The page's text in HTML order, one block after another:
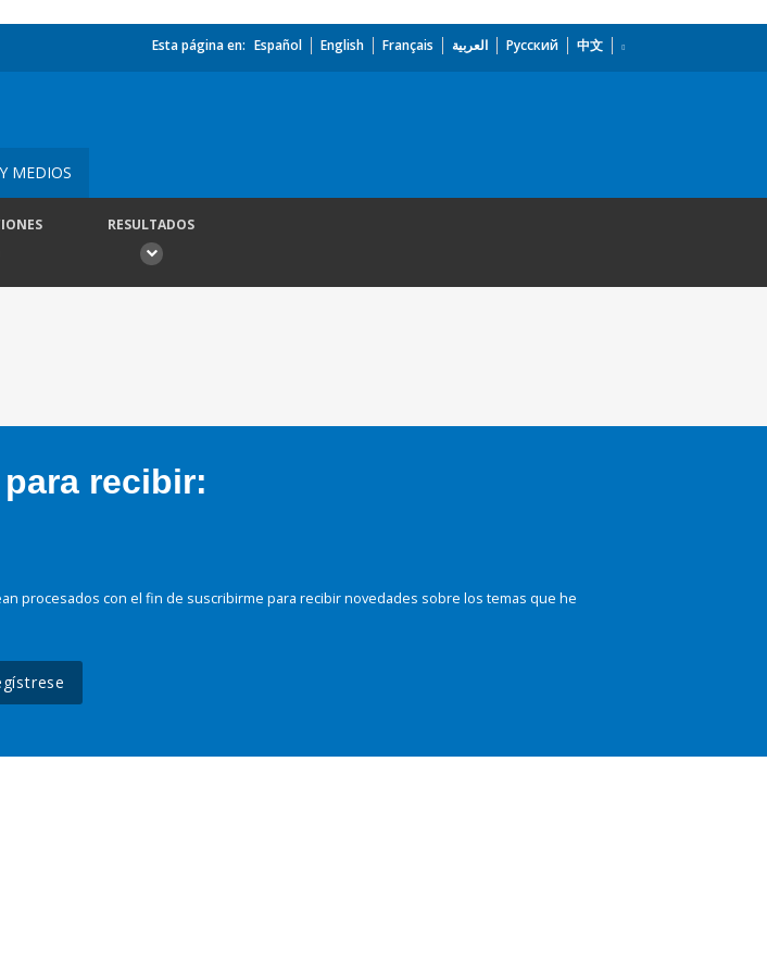
Esta página en: Español English Français العربية Русский 中文
MEDIOS
RESULTADOS
recibir:
procesados con el fin de suscribirme para recibir novedades sobre los temas que he